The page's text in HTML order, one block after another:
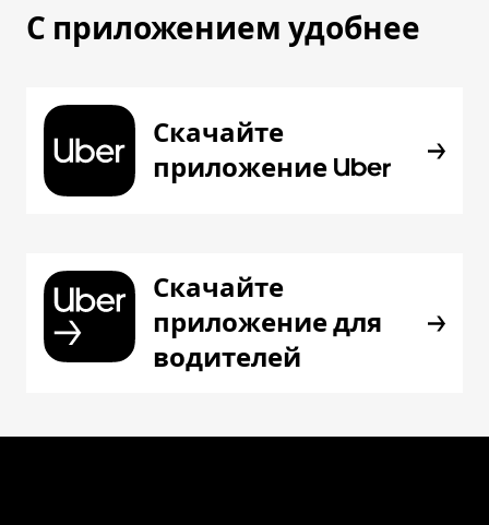
С приложением удобнее
Скачайте
приложение Uber
Скачайте
приложение для
водителей